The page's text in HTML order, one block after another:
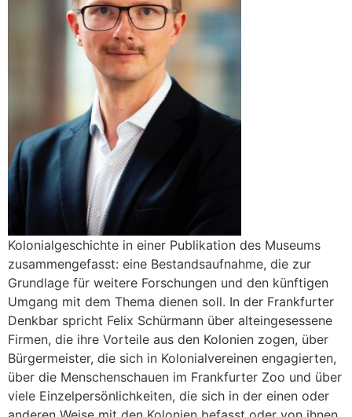
Kolonialgeschichte in einer Publikation des Museums
zusammengefasst: eine Bestandsaufnahme, die zur
Grundlage für weitere Forschungen und den künftigen
Umgang mit dem Thema dienen soll. In der Frankfurter
Denkbar spricht Felix Schürmann über alteingesessene
Firmen, die ihre Vorteile aus den Kolonien zogen, über
Bürgermeister, die sich in Kolonialvereinen engagierten,
über die Menschenschauen im Frankfurter Zoo und über
viele Einzelpersönlichkeiten, die sich in der einen oder